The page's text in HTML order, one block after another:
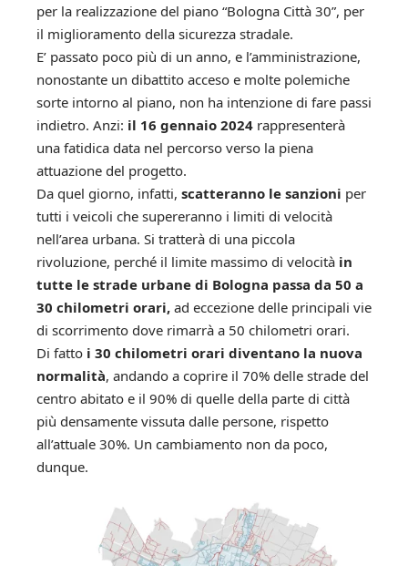
per la realizzazione del piano “Bologna Città 30”, per
il miglioramento della sicurezza stradale.
E’ passato poco più di un anno, e l’amministrazione,
nonostante un dibattito acceso e molte polemiche
sorte intorno al piano, non ha intenzione di fare passi
indietro. Anzi: il 16 gennaio 2024 rappresenterà
una fatidica data nel percorso verso la piena
attuazione del progetto.
Da quel giorno, infatti, scatteranno le sanzioni per
tutti i veicoli che supereranno i limiti di velocità
nell’area urbana. Si tratterà di una piccola
rivoluzione, perché il limite massimo di velocità in
tutte le strade urbane di Bologna passa da 50 a
30 chilometri orari, ad eccezione delle principali vie
di scorrimento dove rimarrà a 50 chilometri orari.
Di fatto i 30 chilometri orari diventano la nuova
normalità, andando a coprire il 70% delle strade del
centro abitato e il 90% di quelle della parte di città
più densamente vissuta dalle persone, rispetto
all’attuale 30%. Un cambiamento non da poco,
dunque.